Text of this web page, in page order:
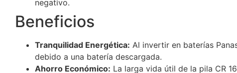
negativo.
Beneficios
Tranquilidad Energética: Al invertir en baterías
debido a una batería descargada.
Ahorro Económico: La larga vida útil de la pila CR